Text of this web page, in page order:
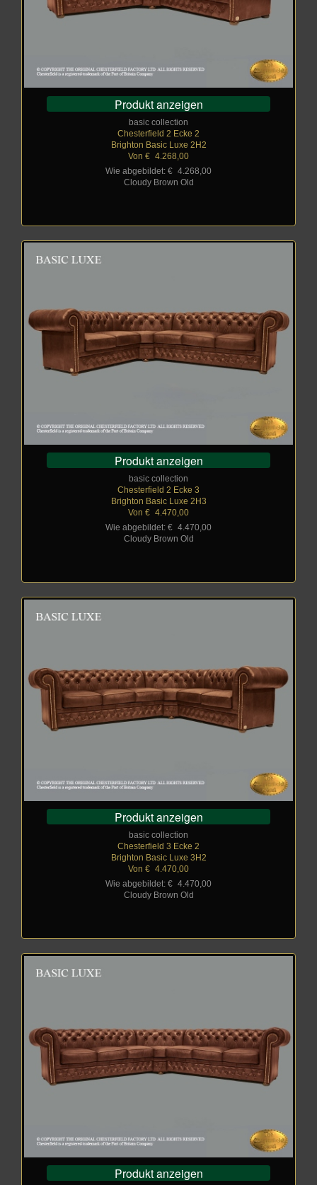
Produkt anzeigen
basic collection
Chesterfield 2 Ecke 2
Brighton Basic Luxe 2H2
Von € 4.268,00
Wie abgebildet: € 4.268,00
Cloudy Brown Old
Produkt anzeigen
basic collection
Chesterfield 2 Ecke 3
Brighton Basic Luxe 2H3
Von € 4.470,00
Wie abgebildet: € 4.470,00
Cloudy Brown Old
Produkt anzeigen
basic collection
Chesterfield 3 Ecke 2
Brighton Basic Luxe 3H2
Von € 4.470,00
Wie abgebildet: € 4.470,00
Cloudy Brown Old
Produkt anzeigen